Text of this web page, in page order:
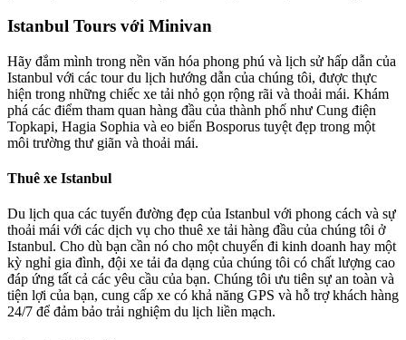
Istanbul Tours với Minivan
Hãy đắm mình trong nền văn hóa phong phú và lịch sử hấp dẫn của
Istanbul với các tour du lịch hướng dẫn của chúng tôi, được thực
hiện trong những chiếc xe tải nhỏ gọn rộng rãi và thoải mái. Khám
phá các điểm tham quan hàng đầu của thành phố như Cung điện
Topkapi, Hagia Sophia và eo biển Bosporus tuyệt đẹp trong một
môi trường thư giãn và thoải mái.
Thuê xe Istanbul
Du lịch qua các tuyến đường đẹp của Istanbul với phong cách và sự
thoải mái với các dịch vụ cho thuê xe tải hàng đầu của chúng tôi ở
Istanbul. Cho dù bạn cần nó cho một chuyến đi kinh doanh hay một
kỳ nghỉ gia đình, đội xe tải đa dạng của chúng tôi có chất lượng cao
đáp ứng tất cả các yêu cầu của bạn. Chúng tôi ưu tiên sự an toàn và
tiện lợi của bạn, cung cấp xe có khả năng GPS và hỗ trợ khách hàng
24/7 để đảm bảo trải nghiệm du lịch liền mạch.